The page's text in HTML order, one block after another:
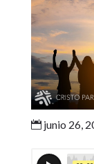
junio 26,